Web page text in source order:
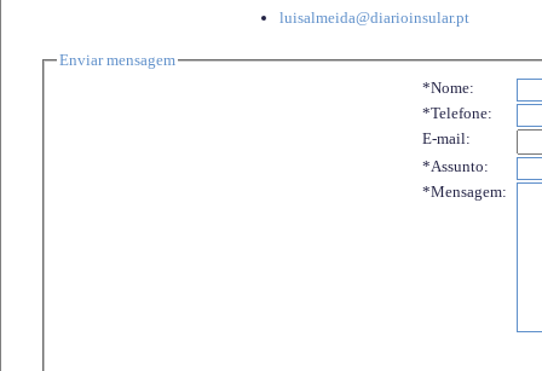
luisalmeida@diarioinsular.pt
Enviar mensagem
*Nome:
*Telefone:
E-mail:
*Assunto:
*Mensagem: